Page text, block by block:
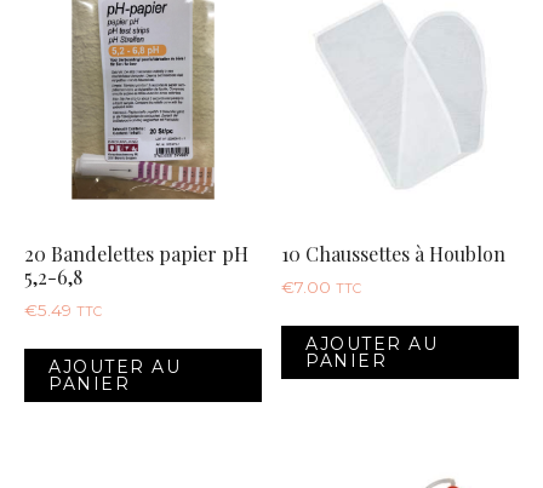
20 Bandelettes papier pH
5,2-6,8
€5.49 TTC
AJOUTER AU
PANIER
10 Chaussettes à Houblon
€7.00 TTC
AJOUTER AU
PANIER